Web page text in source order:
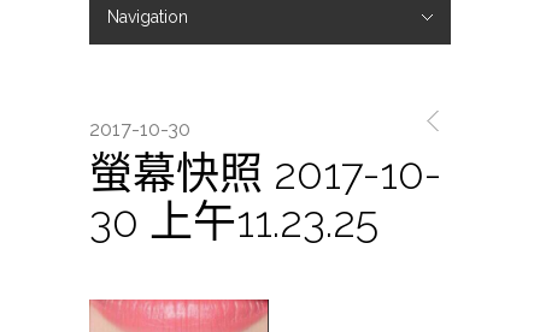
Navigation
2017-10-30
螢幕快照 2017-10-
30 上午11.23.25